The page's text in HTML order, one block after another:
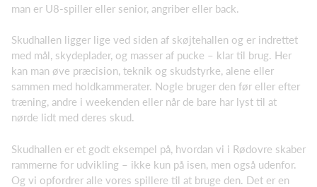
man er U8-spiller eller senior, angriber eller back.
Skudhallen ligger lige ved siden af skøjtehallen og er indrettet
med mål, skydeplader, og masser af pucke – klar til brug. Her
kan man øve præcision, teknik og skudstyrke, alene eller
sammen med holdkammerater. Nogle bruger den før eller efter
træning, andre i weekenden eller når de bare har lyst til at
nørde lidt med deres skud.
Skudhallen er et godt eksempel på, hvordan vi i Rødovre skaber
rammerne for udvikling – ikke kun på isen, men også udenfor.
Og vi opfordrer alle vores spillere til at bruge den. Det er en